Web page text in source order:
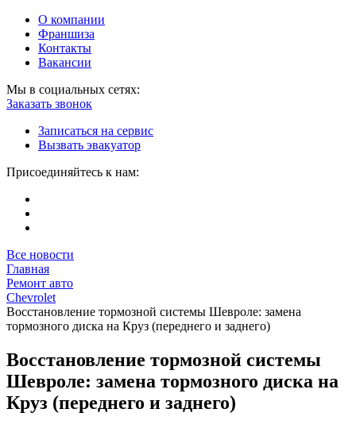
О компании
Франшиза
Контакты
Вакансии
Мы в социальных сетях:
Заказать звонок
Записаться на сервис
Вызвать эвакуатор
Присоединяйтесь к нам:
Все новости
Главная
Ремонт авто
Chevrolet
Восстановление тормозной системы Шевроле: замена
тормозного диска на Круз (переднего и заднего)
Восстановление тормозной системы
Шевроле: замена тормозного диска на
Круз (переднего и заднего)